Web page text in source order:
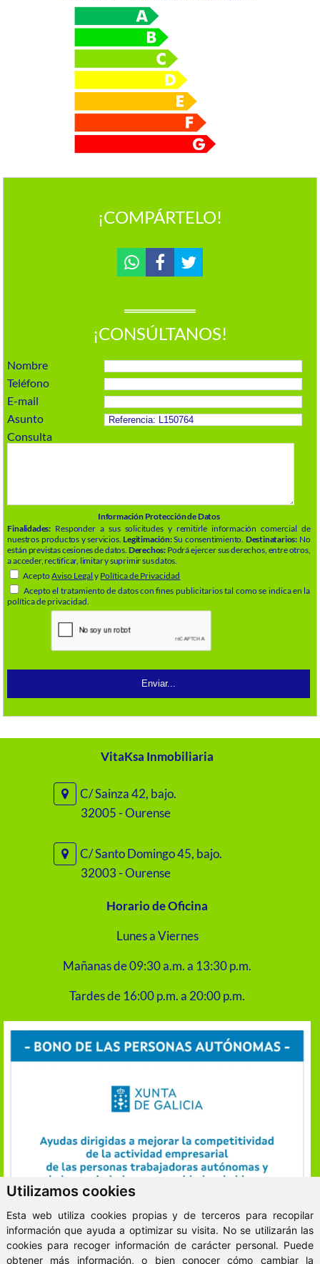
Utilizamos cookies
Esta web utiliza cookies propias y de terceros para recopilar
información que ayuda a optimizar su visita. No se utilizarán las
cookies para recoger información de carácter personal. Puede
obtener más información, o bien conocer cómo cambiar la
¡COMPÁRTELO!
¡CONSÚLTANOS!
Nombre
Teléfono
E-mail
Asunto
Consulta
Información Protección de Datos
Finalidades: Responder a sus solicitudes y remitirle información comercial de
nuestros productos y servicios.Legitimación:Su consentimiento. Destinatarios:No
están previstas cesiones de datos. Derechos: Podrá ejercer sus derechos, entre otros,
a acceder, rectificar, limitar y suprimir sus datos.
AceptoAviso Legal y Política de Privacidad
Acepto el tratamiento de datos con fines publicitarios tal como se indica en la
política de privacidad.
VitaKsa Inmobiliaria
C/ Sainza 42, bajo.
32005 - Ourense
C/ Santo Domingo 45, bajo.
32003 - Ourense
Horario de Oficina
Lunes a Viernes
Mañanas de 09:30 a.m. a 13:30 p.m.
Tardes de 16:00 p.m. a 20:00 p.m.